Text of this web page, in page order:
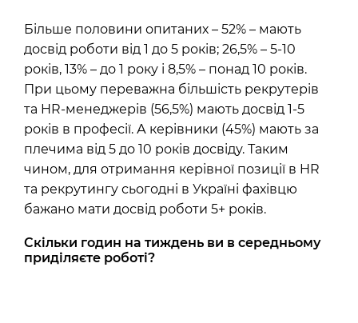
Більше половини опитаних – 52% – мають
досвід роботи від 1 до 5 років; 26,5% – 5-10
років, 13% – до 1 року і 8,5% – понад 10 років.
При цьому переважна більшість рекрутерів
та HR-менеджерів (56,5%) мають досвід 1-5
років в професії. А керівники (45%) мають за
плечима від 5 до 10 років досвіду. Таким
чином, для отримання керівної позиції в HR
та рекрутингу сьогодні в Україні фахівцю
бажано мати досвід роботи 5+ років.
Скільки годин на тиждень ви в середньому
приділяєте роботі?